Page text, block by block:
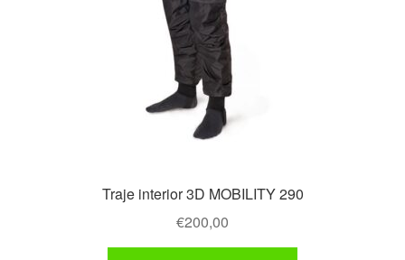
Traje interior 3D MOBILITY 290
€200,00